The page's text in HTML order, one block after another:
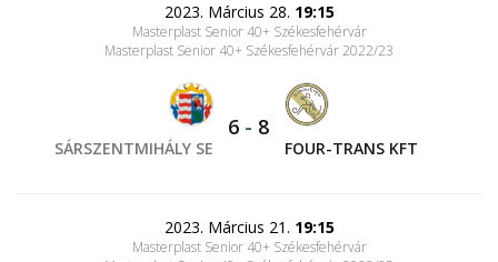
2023. Március 28. 19:15
Masterplast Senior 40+ Székesfehérvár
Masterplast Senior 40+ Székesfehérvár 2022/23
SÁRSZENTMIHÁLY SE
6 - 8
FOUR-TRANS KFT
2023. Március 21. 19:15
Masterplast Senior 40+ Székesfehérvár